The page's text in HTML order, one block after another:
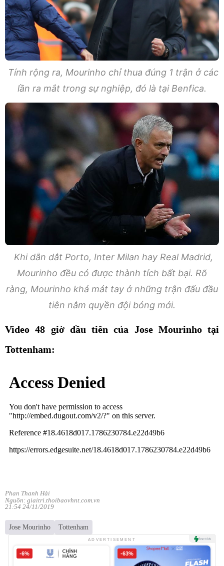
Tính rộng ra, Mourinho chỉ thua đúng 1 trận ở các
lần ra mắt trong sự nghiệp, đó là tại Benfica.
Khi dẫn dắt Porto, Inter Milan hay Real Madrid,
Mourinho đều có được thành tích bất bại. Rõ
ràng, Mourinho khá mát tay ở những trận đấu đầu
tiên nắm quyền đội bóng mới.
Video 48 giờ đầu tiên của Jose Mourinho tại
Tottenham:
Phan Thanh Hải
Nguồn: giaitri.thoibaovhnt.com.vn
21:54 24/11/2019
Jose Mourinho Tottenham
ADVERTISEMENT
-6% -63%